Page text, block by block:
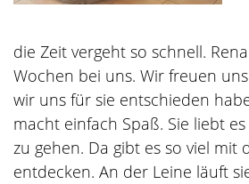
die Zeit vergeht so schnell.
Wochen bei uns. Wir freuen
wir uns für sie entschieden
macht einfach Spaß. Sie liebt
zu gehen. Da gibt es so viel mit
entdecken. An der Leine läuft